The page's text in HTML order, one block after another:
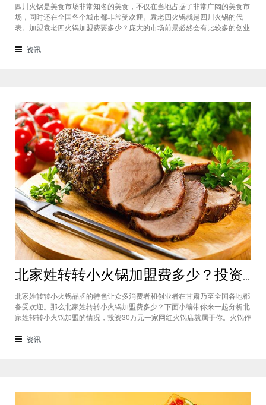
四川火锅是美食市场非常知名的美食，不仅在当地占据了非常广阔的美食市
场，同时还在全国各个城市都非常受欢迎。袁老四火锅就是四川火锅的代
表。加盟袁老四火锅加盟费要多少？庞大的市场前景必然会有比较多的创业
城市都有着不一样的加盟费标准，袁老四火锅加盟至少要有50万资金你准备
资讯
北家姓转转小火锅加盟费多少？投资30万一家网红火锅店就属于你
北家姓转转小火锅品牌的特色让众多消费者和创业者在甘肃乃至全国各地都
备受欢迎。那么北家姓转转小火锅加盟费多少？下面小编带你来一起分析北
家姓转转小火锅加盟的情况，投资30万元一家网红火锅店就属于你。火锅作
态存在着。北家姓转转小火锅凭借自己的产品和装修在美食市场当中受到越
资讯